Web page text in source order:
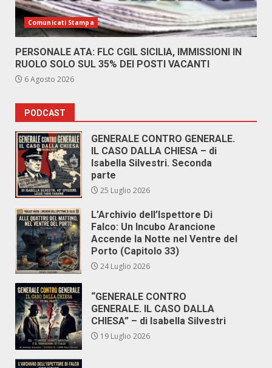
Comunicati Stampa
PERSONALE ATA: FLC CGIL SICILIA, IMMISSIONI IN
RUOLO SOLO SUL 35% DEI POSTI VACANTI
6 Agosto 2026
PODCAST
GENERALE CONTRO GENERALE.
IL CASO DALLA CHIESA – di
Isabella Silvestri. Seconda
parte
25 Luglio 2026
L’Archivio dell’Ispettore Di
Falco: Un Incubo Arancione
Accende la Notte nel Ventre del
Porto (Capitolo 33)
24 Luglio 2026
“GENERALE CONTRO
GENERALE. IL CASO DALLA
CHIESA” – di Isabella Silvestri
19 Luglio 2026